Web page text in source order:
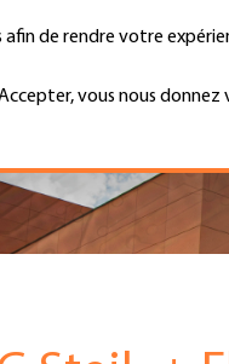
afin de rendre votre
vous nous donnez